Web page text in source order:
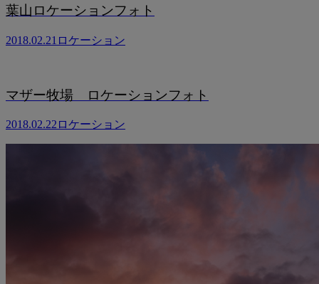
葉山ロケーションフォト
2018.02.21 ロケーション
マザー牧場 ロケーションフォト
2018.02.22 ロケーション